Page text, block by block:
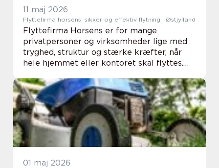
11 maj 2026
Flyttefirma horsens: sikker og effektiv flytning i Østjylland
Flyttefirma Horsens er for mange
privatpersoner og virksomheder lige med
tryghed, struktur og stærke kræfter, når
hele hjemmet eller kontoret skal flyttes.
flyttepartner skaber overblik i en situation,
der ofte er fo...
01 maj 2026